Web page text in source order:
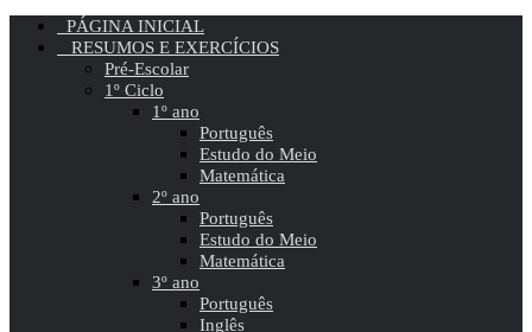
PÁGINA INICIAL
RESUMOS E EXERCÍCIOS
Pré-Escolar
1º Ciclo
1º ano
Português
Estudo do Meio
Matemática
2º ano
Português
Estudo do Meio
Matemática
3º ano
Português
Inglês